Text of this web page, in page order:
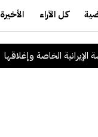
كل الآراء الأخيرة
الخاصة وإغلاقها .